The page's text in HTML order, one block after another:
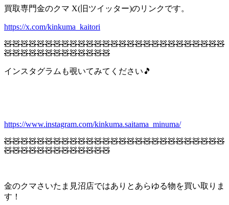
買取専門金のクマ X(旧ツイッター)のリンクです。
https://x.com/kinkuma_kaitori
🧸🧸🧸🧸🧸🧸🧸🧸🧸🧸🧸🧸🧸🧸🧸🧸🧸🧸🧸🧸🧸🧸🧸🧸🧸🧸🧸
🧸🧸🧸🧸🧸🧸🧸🧸🧸🧸🧸🧸🧸
インスタグラムも覗いてみてください🎵
https://www.instagram.com/kinkuma.saitama_minuma/
🧸🧸🧸🧸🧸🧸🧸🧸🧸🧸🧸🧸🧸🧸🧸🧸🧸🧸🧸🧸🧸🧸🧸🧸🧸🧸🧸
🧸🧸🧸🧸🧸🧸🧸🧸🧸🧸🧸🧸🧸
金のクマさいたま見沼店ではありとあらゆる物を買い取りま
す！